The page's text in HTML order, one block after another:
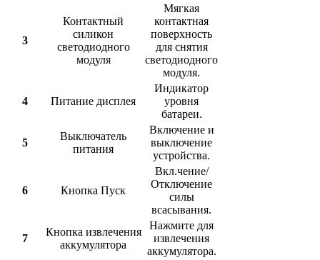
3
Контактный
силикон
светодиодного
модуля
Мягкая
контактная
поверхность
для снятия
светодиодного
модуля.
4 Питание дисплея
Индикатор
уровня
батареи.
5
Выключатель
питания
Включение и
выключение
устройства.
6 Кнопка Пуск
Вкл.чение/
Отключение
силы
всасывания.
7
Кнопка извлечения
аккумулятора
Нажмите для
извлечения
аккумулятора.